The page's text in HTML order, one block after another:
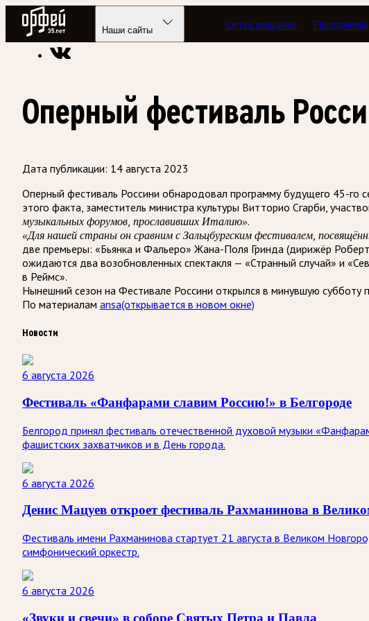
Радио Орфей
Наши сайты Сетка вещания Программы
Радио классической музыки «Орфей» Новости
Оперный фестиваль
Дата публикации: 14 августа 2023
Оперный фестиваль Россини обнародовал программу будущего 45-го
этого факта, заместитель министра культуры Витторио Сгарби,
музыкальных форумов, прославивших Италию».
«Для нашей страны он сравним с Зальцбургским фестивалем,
две премьеры: «Бьянка и Фальеро» Жана-Поля Гринда (дирижёр
ожидаются два возобновленных спектакля — «Странный случай» и
в Реймс».
Нынешний сезон на Фестивале Россини открылся в минувшую
По материалам ansa(открывается в новом окне)
Новости
6 августа 2026
Фестиваль «Фанфарами славим Россию!» в Белгороде
Белгород принял фестиваль отечественной духовой музыки
фашистских захватчиков и в День города.
6 августа 2026
Денис Мацуев откроет фестиваль Рахманинова в
Фестиваль имени Рахманинова стартует 21 августа в Великом
симфонический оркестр.
6 августа 2026
«Звуки и свечи» в соборе Святых Петра и Павла